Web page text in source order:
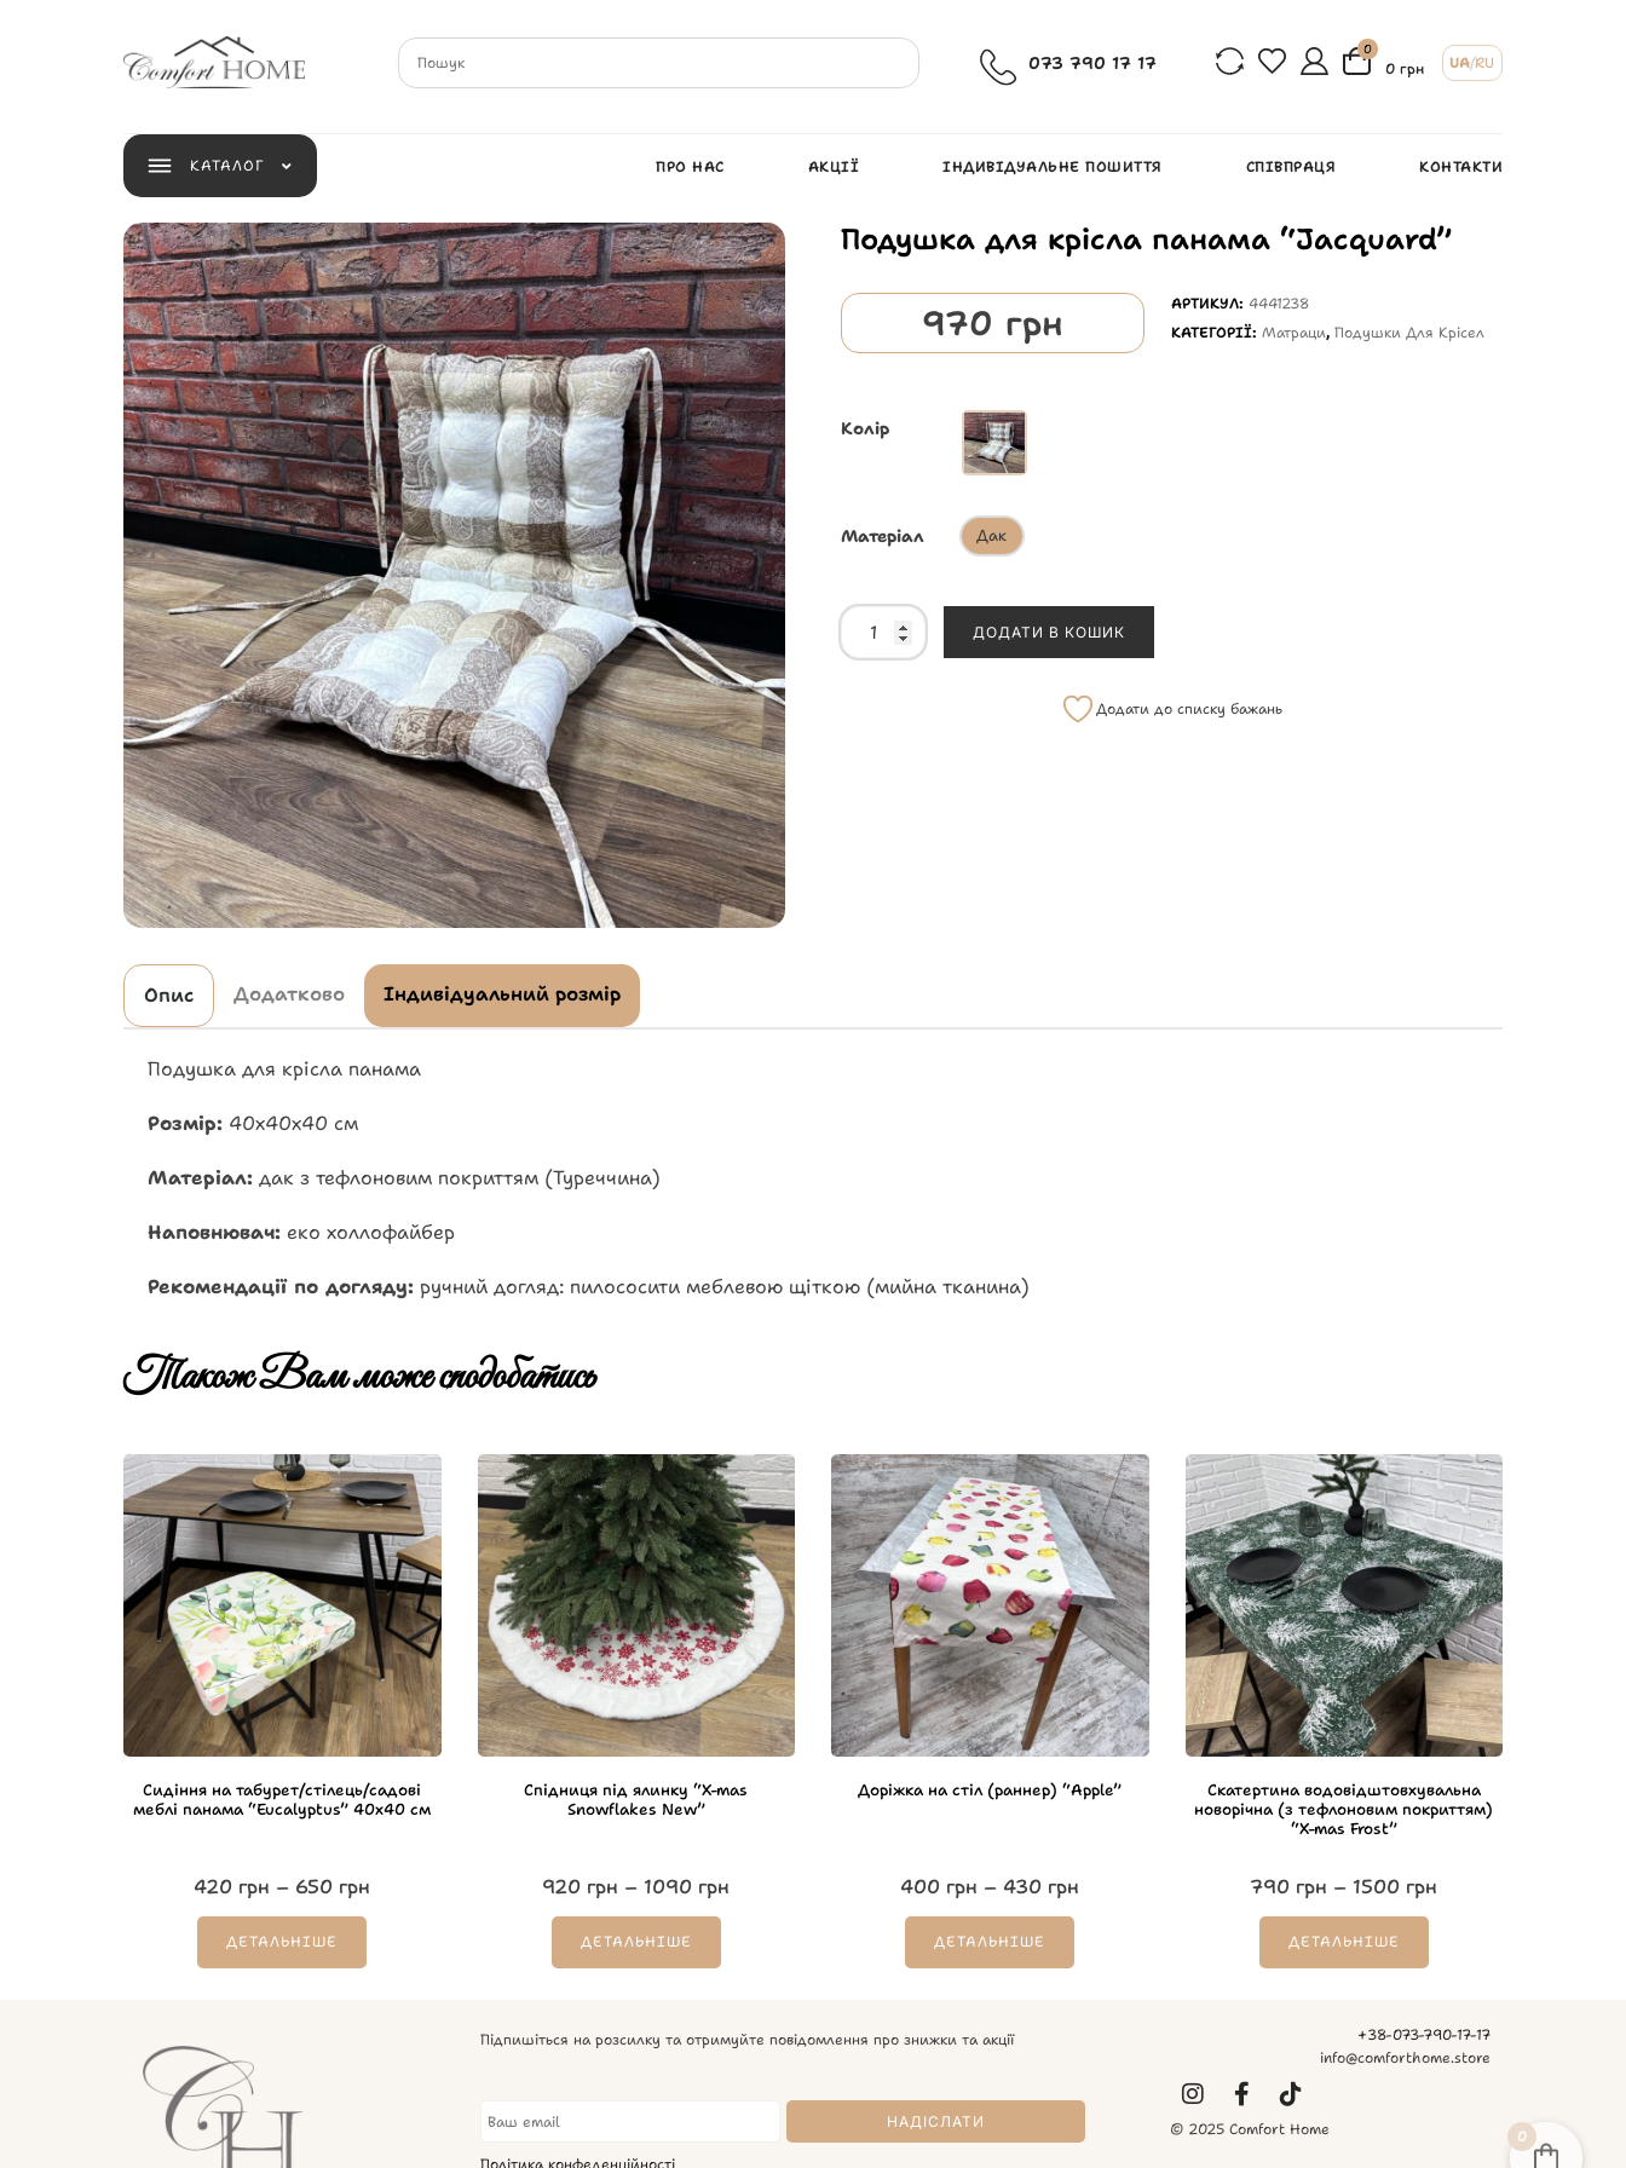
073 790 17 17
0
0 грн UA/RU
КАТАЛОГ ПРО НАС АКЦІЇ ІНДИВІДУАЛЬНЕ ПОШИТТЯ СПІВПРАЦЯ КОНТАКТИ
Подушка для крісла панама “Jacquard”
970 грн АРТИКУЛ: 4441238
КАТЕГОРІЇ:Матраци,Подушки Для Крісел
Колір
Матеріал Дак
ДОДАТИ В КОШИК
Додати до списку бажань
Опис Додатково Індивідуальний розмір
Подушка для крісла панама
Розмір: 40х40х40 см
Матеріал: дак з тефлоновим покриттям (Туреччина)
Наповнювач: еко холлофайбер
Рекомендації по догляду: ручний догляд: пилососити меблевою щіткою (мийна тканина)
Також Вам може сподобатись
Сидіння на табурет/стілець/садові
меблі панама “Eucalyptus” 40х40 см
420 грн – 650 грн
ДЕТАЛЬНІШЕ
Спідниця під ялинку “X-mas
Snowflakes New”
920 грн – 1090 грн
ДЕТАЛЬНІШЕ
Доріжка на стіл (раннер) “Apple”
400 грн – 430 грн
ДЕТАЛЬНІШЕ
Скатертина водовідштовхувальна
новорічна (з тефлоновим покриттям)
“X-mas Frost”
790 грн – 1500 грн
ДЕТАЛЬНІШЕ
Підпишіться на розсилку та отримуйте повідомлення про знижки та акції
+38-073-790-17-17
info@comforthome.store
© 2025 Comfort Home 0